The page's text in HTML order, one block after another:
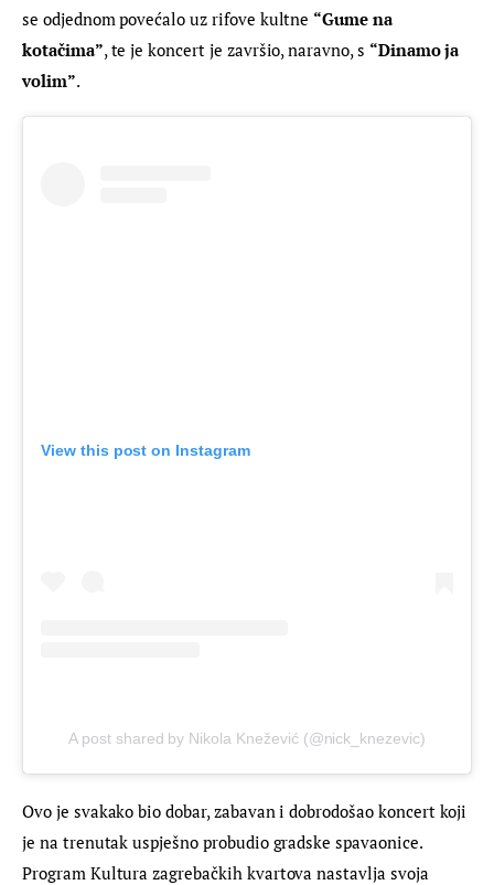
se odjednom povećalo uz rifove kultne “Gume na
kotačima”, te je koncert je završio, naravno, s “Dinamo ja
volim”.
View this post on Instagram
A post shared by Nikola Knežević (@nick_knezevic)
Ovo je svakako bio dobar, zabavan i dobrodošao koncert koji
je na trenutak uspješno probudio gradske spavaonice.
Program Kultura zagrebačkih kvartova nastavlja svoja